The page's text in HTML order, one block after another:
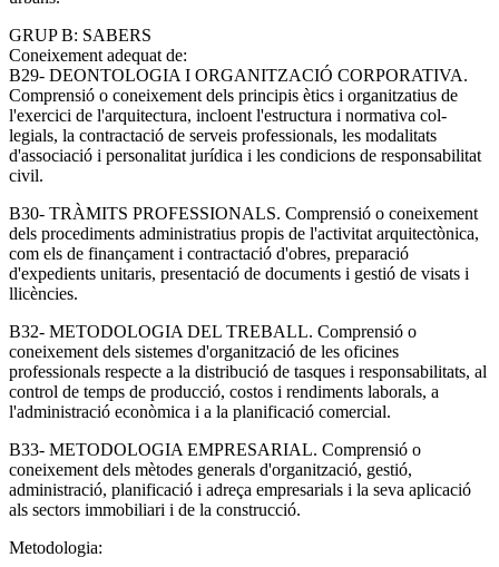
GRUP B: SABERS
Coneixement adequat de:
B29- DEONTOLOGIA I ORGANITZACIÓ CORPORATIVA.
Comprensió o coneixement dels principis ètics i organitzatius de
l'exercici de l'arquitectura, incloent l'estructura i normativa col-
legials, la contractació de serveis professionals, les modalitats
d'associació i personalitat jurídica i les condicions de responsabilitat
civil.
B30- TRÀMITS PROFESSIONALS. Comprensió o coneixement
dels procediments administratius propis de l'activitat arquitectònica,
com els de finançament i contractació d'obres, preparació
d'expedients unitaris, presentació de documents i gestió de visats i
llicències.
B32- METODOLOGIA DEL TREBALL. Comprensió o
coneixement dels sistemes d'organització de les oficines
professionals respecte a la distribució de tasques i responsabilitats, al
control de temps de producció, costos i rendiments laborals, a
l'administració econòmica i a la planificació comercial.
B33- METODOLOGIA EMPRESARIAL. Comprensió o
coneixement dels mètodes generals d'organització, gestió,
administració, planificació i adreça empresarials i la seva aplicació
als sectors immobiliari i de la construcció.
Metodologia: